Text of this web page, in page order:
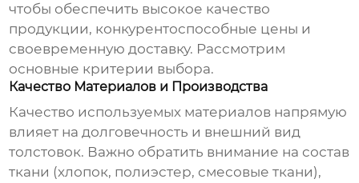
чтобы обеспечить высокое качество
продукции, конкурентоспособные цены и
своевременную доставку. Рассмотрим
основные критерии выбора.
Качество Материалов и Производства
Качество используемых материалов напрямую
влияет на долговечность и внешний вид
толстовок. Важно обратить внимание на состав
ткани (хлопок, полиэстер, смесовые ткани),